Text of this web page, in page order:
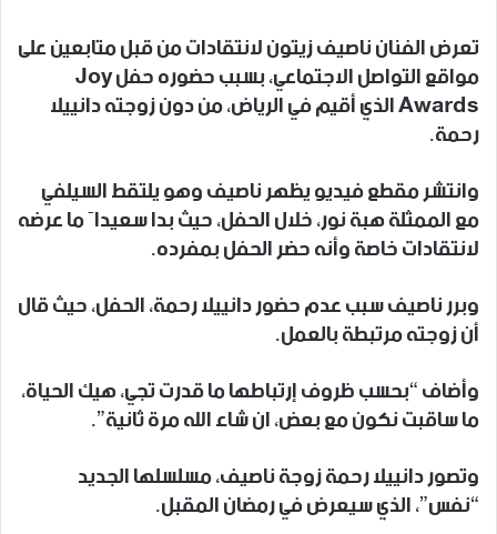
تعرض الفنان ناصيف زيتون لانتقادات من قبل متابعين على
مواقع التواصل الاجتماعي، بسبب حضوره حفل Joy
Awards الذي أقيم في الرياض، من دون زوجته دانييلا
رحمة.
وانتشر مقطع فيديو يظهر ناصيف وهو يلتقط السيلفي
مع الممثلة هبة نور، خلال الحفل، حيث بدا سعيداَ ما عرضه
لانتقادات خاصة وأنه حضر الحفل بمفرده.
وبرر ناصيف سبب عدم حضور دانييلا رحمة، الحفل، حيث قال
أن زوجته مرتبطة بالعمل.
وأضاف “بحسب ظروف إرتباطها ما قدرت تجي، هيك الحياة،
ما ساقبت نكون مع بعض، ان شاء الله مرة ثانية”.
وتصور دانييلا رحمة زوجة ناصيف، مسلسلها الجديد
“نفس”، الذي سيعرض في رمضان المقبل.